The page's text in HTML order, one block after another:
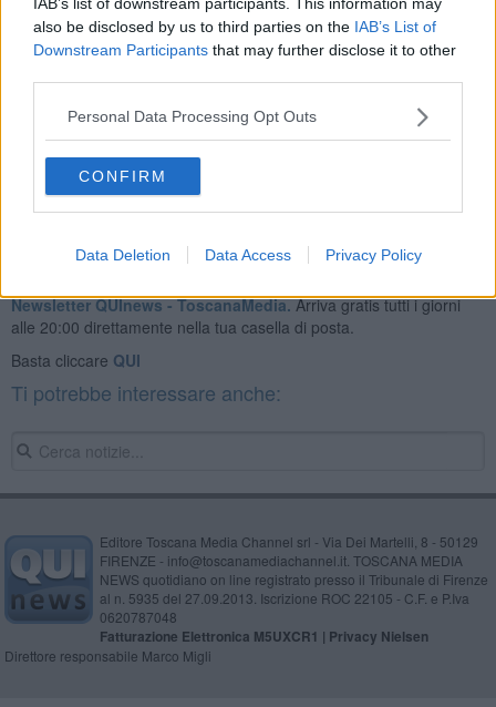
also be disclosed by us to third parties on the IAB’s List of
Downstream Participants that may further disclose it to other
Personal Data Processing Opt Outs
CONFIRM
Data Deletion Data Access Privacy Policy
giorno 11 April 2026dalMinistero dello sviluppo economico
Newsletter QUInews - ToscanaMedia.Arriva gratis tutti i giorni
alle 20:00 direttamente nella tua casella di posta.
Basta cliccare QUI
Ti potrebbe interessare anche:
Editore Toscana Media Channel srl - Via Dei Martelli, 8 - 50129
FIRENZE - info@toscanamediachannel.it. TOSCANA MEDIA
NEWS quotidiano on line registrato presso il Tribunale di Firenze
al n. 5935 del 27.09.2013. Iscrizione ROC 22105 - C.F. e P.Iva
0620787048
Fatturazione Elettronica M5UXCR1 | Privacy Nielsen
Direttore responsabile Marco Migli